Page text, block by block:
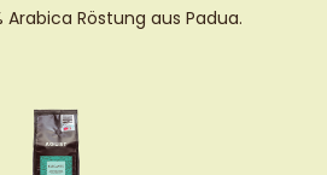
Arabica Röstung aus Padua.